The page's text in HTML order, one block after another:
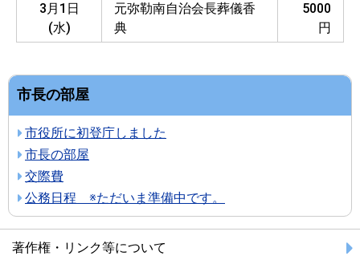
3月1日
(水)
元弥勒南自治会長葬儀香
典
5000
円
市長の部屋
市役所に初登庁しました
市長の部屋
交際費
公務日程 ※ただいま準備中です。
著作権・リンク等について